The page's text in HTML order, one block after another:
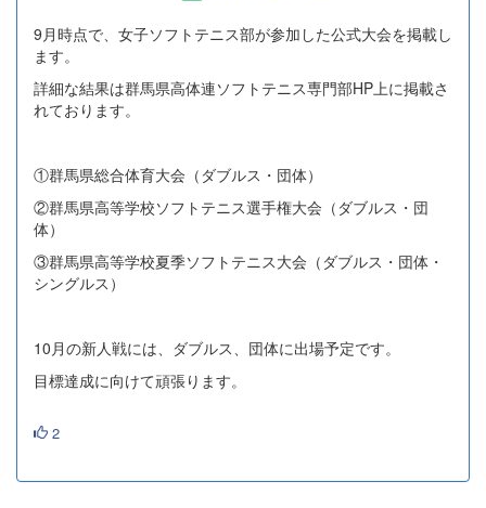
9月時点で、女子ソフトテニス部が参加した公式大会を掲載し
ます。
詳細な結果は群馬県高体連ソフトテニス専門部HP上に掲載さ
れております。
①群馬県総合体育大会（ダブルス・団体）
②群馬県高等学校ソフトテニス選手権大会（ダブルス・団
体）
③群馬県高等学校夏季ソフトテニス大会（ダブルス・団体・
シングルス）
10月の新人戦には、ダブルス、団体に出場予定です。
目標達成に向けて頑張ります。
2